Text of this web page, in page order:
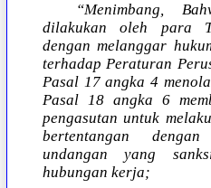
“Menimbang,
dilakukan oleh para
dengan melanggar
terhadap Peraturan
Pasal 17 angka 4
Pasal 18 angka 6
pengasutan untuk
bertentangan
undangan yang
hubungan kerja;